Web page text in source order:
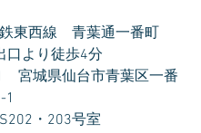
東西線　青葉通一番町
口より徒歩4分
宮城県仙台市青葉区一番
1
・203号室